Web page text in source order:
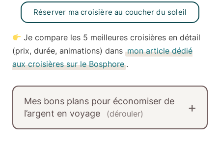
Réserver ma croisière au coucher du soleil
Je compare les 5 meilleures croisières en détail
(prix, durée, animations) dans mon article dédié
aux croisières sur le Bosphore .
Mes bons plans pour économiser de
l’argent en voyage
(dérouler)